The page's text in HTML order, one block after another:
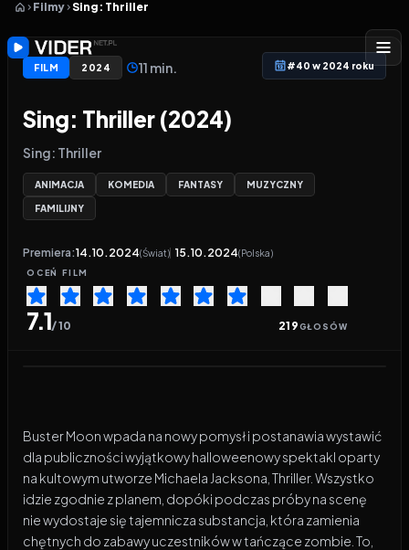
Filmy Sing: Thriller
FILM 2024 11 min. #40 w 2024 roku
Sing: Thriller (2024)
Sing: Thriller
ANIMACJA KOMEDIA FANTASY MUZYCZNY
FAMILIJNY
Premiera:14.10.2024(Świat) 15.10.2024(Polska)
OCEŃ FILM
7.1/ 10 219GŁOSÓW
Buster Moon wpada na nowy pomysł i postanawia wystawić
dla publiczności wyjątkowy halloweenowy spektakl oparty
na kultowym utworze Michaela Jacksona, Thriller. Wszystko
idzie zgodnie z planem, dopóki podczas próby na scenę
nie wydostaje się tajemnicza substancja, która zamienia
chętnych do zabawy uczestników w tańczące zombie. To,